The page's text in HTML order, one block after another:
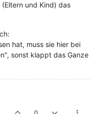
und Kind) das
hat, muss sie hier bei
sonst klappt das Ganze